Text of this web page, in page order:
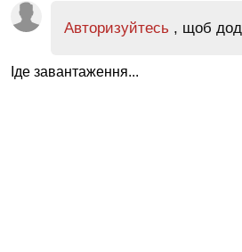
Авторизуйтесь , щоб
Іде завантаження...